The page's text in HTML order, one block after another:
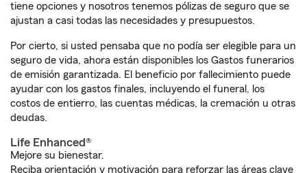
tiene opciones y nosotros tenemos pólizas de seguro que se
ajustan a casi todas las necesidades y presupuestos.
Por cierto, si usted pensaba que no podía ser elegible para un
seguro de vida, ahora están disponibles los Gastos funerarios
de emisión garantizada. El beneficio por fallecimiento puede
ayudar con los gastos finales, incluyendo el funeral, los
costos de entierro, las cuentas médicas, la cremación u otras
deudas.
Life Enhanced®
Mejore su bienestar.
Reciba orientación y motivación para reforzar las áreas clave